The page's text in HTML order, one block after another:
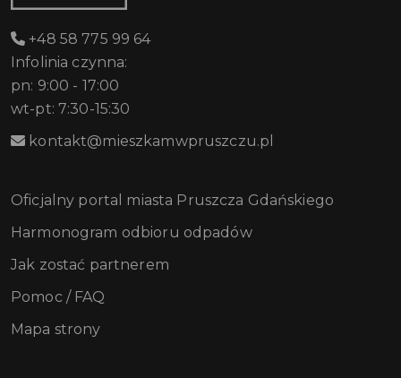
+48 58 775 99 64
Infolinia czynna:
pn: 9:00 - 17:00
wt-pt: 7:30-15:30
kontakt@mieszkamwpruszczu.pl
Oficjalny portal miasta Pruszcza Gdańskiego
Harmonogram odbioru odpadów
Jak zostać partnerem
Pomoc / FAQ
Mapa strony